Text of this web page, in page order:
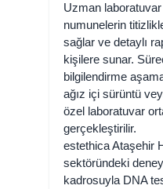
Uzman
numunelerin
sağlar ve detaylı
kişilere sunar.
bilgilendirme
ağız içi sürüntü
özel laboratuvar
gerçekleştirilir.
estethica Ataşehir
sektöründeki
kadrosuyla DNA